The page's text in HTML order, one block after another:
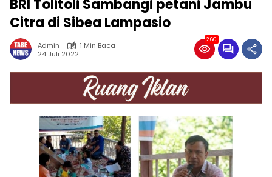
BRI Tolitoli Sambangi petani Jambu
Citra di Sibea Lampasio
Admin
1 Min Baca
24 Juli 2022
260